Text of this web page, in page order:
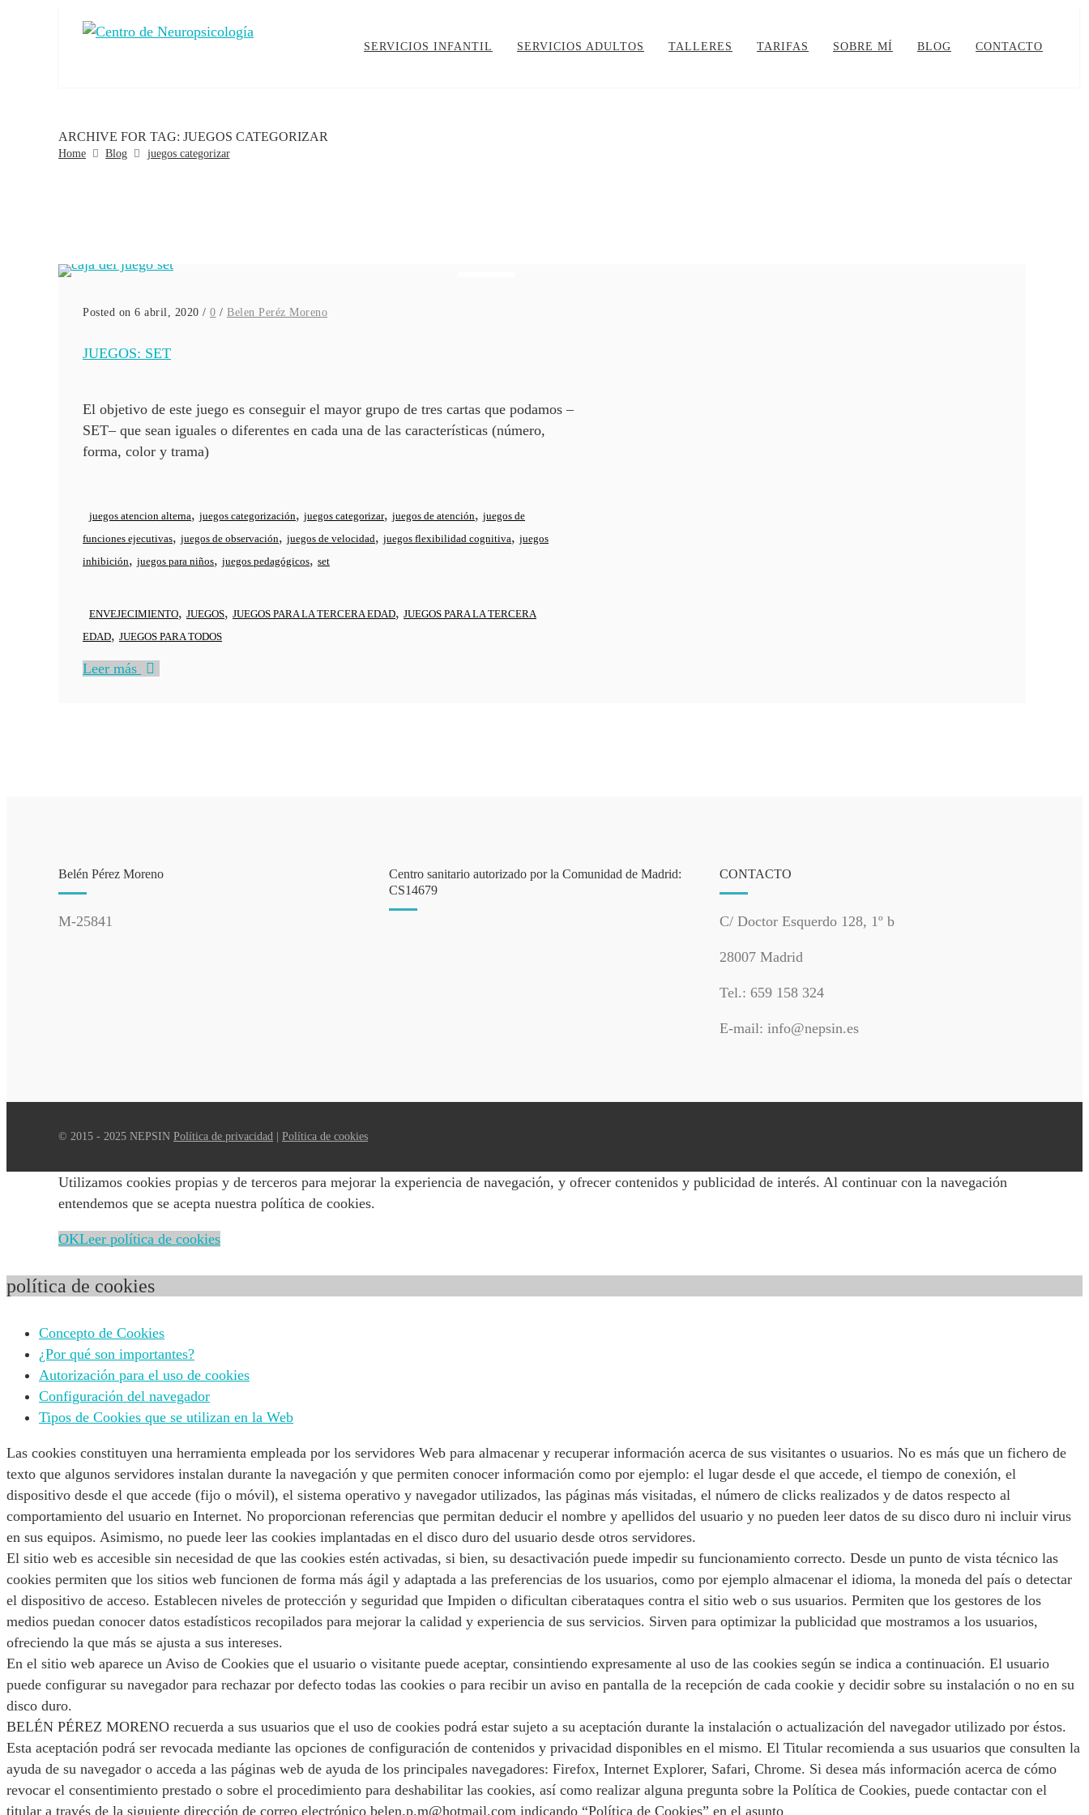
SERVICIOS INFANTIL SERVICIOS ADULTOS TALLERES TARIFAS SOBRE MÍ BLOG CONTACTO
ARCHIVE FOR TAG: JUEGOS CATEGORIZAR
Home Blog juegos categorizar
Posted on 6 abril, 2020 / 0 / Belen Peréz Moreno
JUEGOS: SET
El objetivo de este juego es conseguir el mayor grupo de tres cartas que podamos –
SET– que sean iguales o diferentes en cada una de las características (número,
forma, color y trama)
juegos atencion alterna, juegos categorización, juegos categorizar, juegos de atención, juegos de
funciones ejecutivas, juegos de observación, juegos de velocidad, juegos flexibilidad cognitiva, juegos
inhibición, juegos para niños, juegos pedagógicos, set
ENVEJECIMIENTO, JUEGOS, JUEGOS PARA LA TERCERA EDAD, JUEGOS PARA LA TERCERA
EDAD, JUEGOS PARA TODOS
Leer más
Belén Pérez Moreno
M-25841
Centro sanitario autorizado por la Comunidad de Madrid:
CS14679
CONTACTO
C/ Doctor Esquerdo 128, 1º b
28007 Madrid
Tel.: 659 158 324
E-mail: info@nepsin.es
© 2015 - 2025 NEPSIN Política de privacidad Política de cookies
Utilizamos cookies propias y de terceros para mejorar la experiencia de navegación, y ofrecer contenidos y publicidad de interés. Al continuar con la navegación
entendemos que se acepta nuestra política de cookies.
OKLeer política de cookies
política de cookies
Concepto de Cookies
¿Por qué son importantes?
Autorización para el uso de cookies
Configuración del navegador
Tipos de Cookies que se utilizan en la Web
Las cookies constituyen una herramienta empleada por los servidores Web para almacenar y recuperar información acerca de sus visitantes o usuarios. No es más que un fichero de
texto que algunos servidores instalan durante la navegación y que permiten conocer información como por ejemplo: el lugar desde el que accede, el tiempo de conexión, el
dispositivo desde el que accede (fijo o móvil), el sistema operativo y navegador utilizados, las páginas más visitadas, el número de clicks realizados y de datos respecto al
comportamiento del usuario en Internet. No proporcionan referencias que permitan deducir el nombre y apellidos del usuario y no pueden leer datos de su disco duro ni incluir virus
en sus equipos. Asimismo, no puede leer las cookies implantadas en el disco duro del usuario desde otros servidores.
El sitio web es accesible sin necesidad de que las cookies estén activadas, si bien, su desactivación puede impedir su funcionamiento correcto. Desde un punto de vista técnico las
cookies permiten que los sitios web funcionen de forma más ágil y adaptada a las preferencias de los usuarios, como por ejemplo almacenar el idioma, la moneda del país o detectar
el dispositivo de acceso. Establecen niveles de protección y seguridad que Impiden o dificultan ciberataques contra el sitio web o sus usuarios. Permiten que los gestores de los
medios puedan conocer datos estadísticos recopilados para mejorar la calidad y experiencia de sus servicios. Sirven para optimizar la publicidad que mostramos a los usuarios,
ofreciendo la que más se ajusta a sus intereses.
En el sitio web aparece un Aviso de Cookies que el usuario o visitante puede aceptar, consintiendo expresamente al uso de las cookies según se indica a continuación. El usuario
puede configurar su navegador para rechazar por defecto todas las cookies o para recibir un aviso en pantalla de la recepción de cada cookie y decidir sobre su instalación o no en su
disco duro.
BELÉN PÉREZ MORENO recuerda a sus usuarios que el uso de cookies podrá estar sujeto a su aceptación durante la instalación o actualización del navegador utilizado por éstos.
Esta aceptación podrá ser revocada mediante las opciones de configuración de contenidos y privacidad disponibles en el mismo. El Titular recomienda a sus usuarios que consulten la
ayuda de su navegador o acceda a las páginas web de ayuda de los principales navegadores: Firefox, Internet Explorer, Safari, Chrome. Si desea más información acerca de cómo
revocar el consentimiento prestado o sobre el procedimiento para deshabilitar las cookies, así como realizar alguna pregunta sobre la Política de Cookies, puede contactar con el
titular a través de la siguiente dirección de correo electrónico belen.p.m@hotmail.com indicando “Política de Cookies” en el asunto